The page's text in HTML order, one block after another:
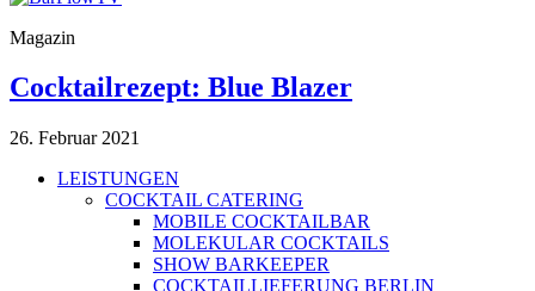
Magazin
Cocktailrezept: Blue Blazer
26. Februar 2021
LEISTUNGEN
COCKTAIL CATERING
MOBILE COCKTAILBAR
MOLEKULAR COCKTAILS
SHOW BARKEEPER
COCKTAILLIEFERUNG BERLIN